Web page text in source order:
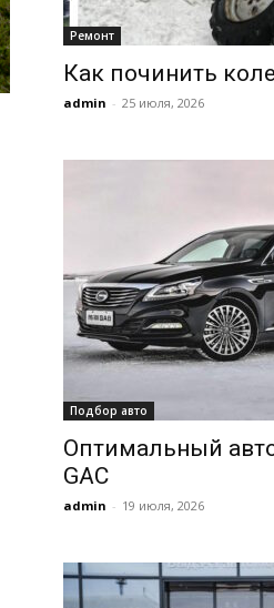
Ремонт
Как починить
admin - 25 июля, 2026
Подбор авто
Оптимальный
GAC
admin - 19 июля, 2026